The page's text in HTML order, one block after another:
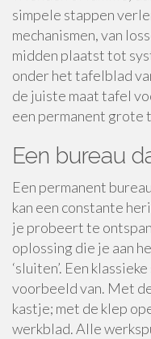
simpele stappen
mechanismen, van
midden plaatst tot
onder het tafelblad
de juiste maat tafel
een permanent
Een bureau
Een permanent
kan een constante
je probeert te
oplossing die je aan
‘sluiten’. Een
voorbeeld van. Met
kastje; met de klep
werkblad. Alle